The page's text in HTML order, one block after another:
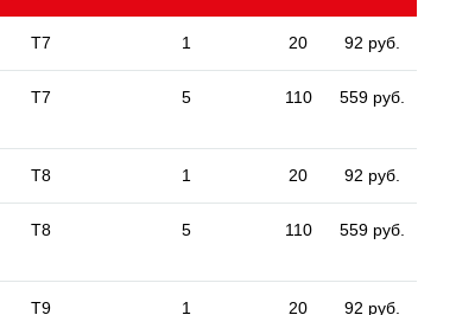
T7 1 20 92 руб.
T7 5 110 559 руб.
T8 1 20 92 руб.
T8 5 110 559 руб.
T9 1 20 92 руб.